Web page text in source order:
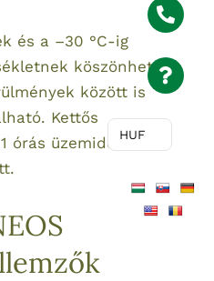
és a –30 °C-ig
köszönhetően
között is
Kettős
órás üzemidőt kínál
HUF